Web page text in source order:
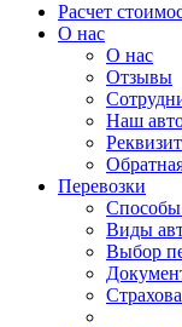
Расчет
О нас
О нас
Отзывы
Наш
Перевозки
Способы
Виды
Выбор